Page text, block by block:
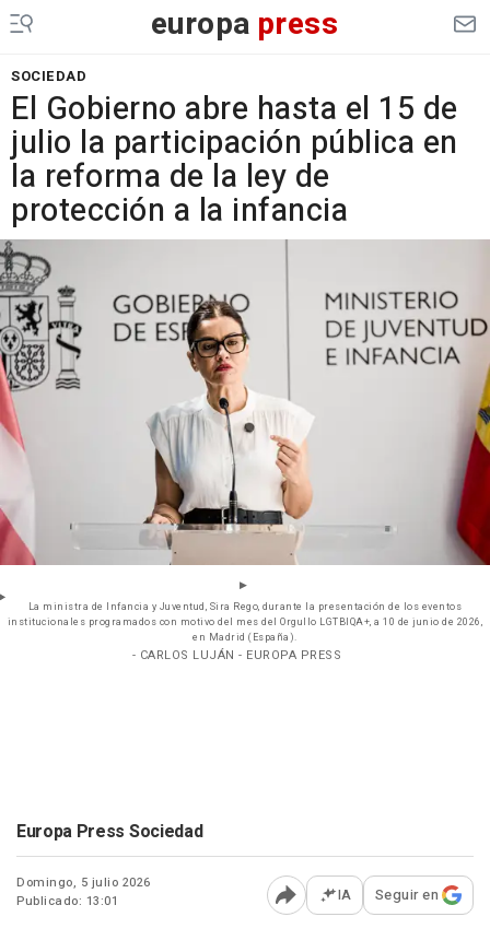
europa press
SOCIEDAD
El Gobierno abre hasta el 15 de
julio la participación pública en
la reforma de la ley de
protección a la infancia
La ministra de Infancia y Juventud, Sira Rego, durante la presentación de los eventos
institucionales programados con motivo del mes del Orgullo LGTBIQA+, a 10 de junio de 2026,
en Madrid (España).
- CARLOS LUJÁN - EUROPA PRESS
Europa Press Sociedad
Domingo, 5 julio 2026
Publicado: 13:01
Abrir opciones para
IA Seguir en